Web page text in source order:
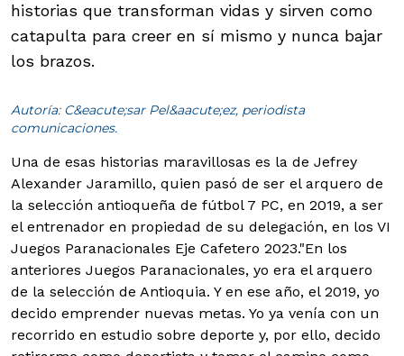
historias que transforman vidas y sirven como
catapulta para creer en sí mismo y nunca bajar
los brazos.
Autoría: C&eacute;sar Pel&aacute;ez, periodista
comunicaciones.
Una de esas historias maravillosas es la de Jefrey
Alexander Jaramillo, quien pasó de ser el arquero de
la selección antioqueña de fútbol 7 PC, en 2019, a ser
el entrenador en propiedad de su delegación, en los VI
Juegos Paranacionales Eje Cafetero 2023."En los
anteriores Juegos Paranacionales, yo era el arquero
de la selección de Antioquia. Y en ese año, el 2019, yo
decido emprender nuevas metas. Yo ya venía con un
recorrido en estudio sobre deporte y, por ello, decido